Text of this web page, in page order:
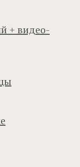
+ видео-